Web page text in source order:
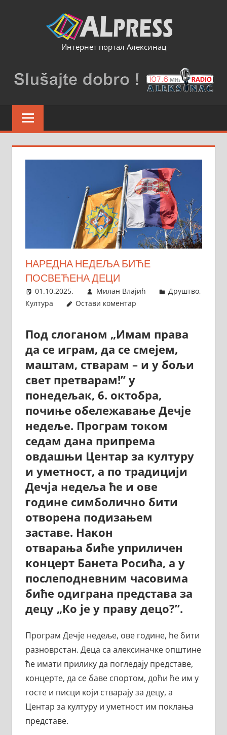
Интернет портал Алексинац
НАРЕДНА НЕДЕЉА БИЋЕ
ПОСВЕЋЕНА ДЕЦИ
01.10.2025. Милан Влајић Друштво,
Култура
Остави коментар
Под слоганом „Имам права
да се играм, да се смејем,
маштам, стварам – и у бољи
свет претварам!” у
понедељак, 6. октобра,
почиње обележавање Дечје
недеље. Програм током
седам дана припрема
овдашњи Центар за културу
и уметност, а по традицији
Дечја недеља ће и ове
године симболично бити
отворена подизањем
заставе. Након
отварања биће уприличен
концерт Банета Росића, а у
послеподневним часовима
биће одиграна представа за
децу „Ко је у праву децо?”.
Програм Дечје недеље, ове године, ће бити
разноврстан. Деца са алексиначке општине
ће имати прилику да погледају представе,
концерте, да се баве спортом, доћи ће им у
госте и писци који стварају за децу, а
Центар за културу и уметност им поклања
представе.